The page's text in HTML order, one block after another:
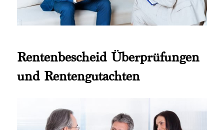
Rentenbescheid Überprüfungen
und Rentengutachten